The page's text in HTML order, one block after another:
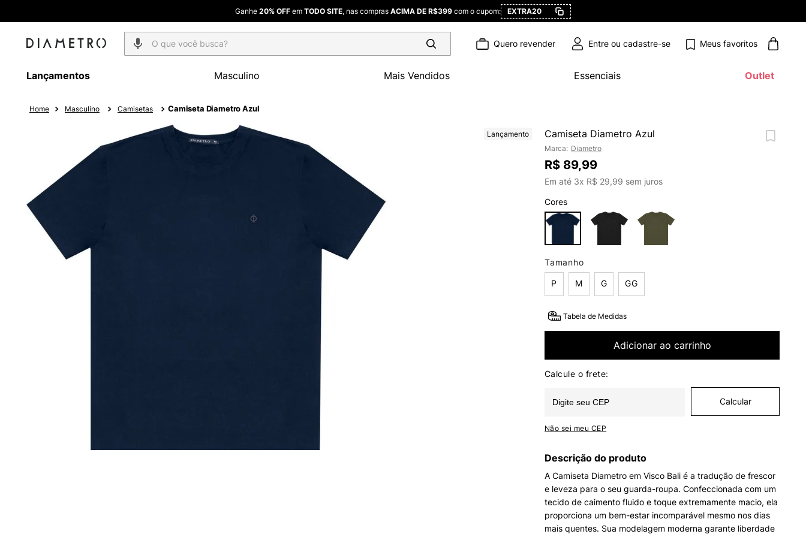
Ganhe 20% OFF em TODO SITE, nas compras ACIMA DE R$399 com o cupom: EXTRA20
O que você busca?
Quero revender Meus favoritos
Lançamentos Masculino Mais Vendidos Essenciais Outlet
Masculino Camisetas Camiseta Diametro Azul
Lançamento Camiseta Diametro Azul
Marca: Diametro
R$ 89,99
Em até 3x R$ 29,99 sem juros
Cores
Tamanho
P M G GG
Tabela de Medidas
Adicionar ao carrinho
Não sei meu CEP
Descrição do produto
A Camiseta Diametro em Visco Bali é a tradução de frescor
e leveza para o seu guarda-roupa. Confeccionada com um
tecido de caimento fluido e toque extremamente macio, ela
proporciona um bem-estar incomparável mesmo nos dias
mais quentes. Sua modelagem moderna garante liberdade